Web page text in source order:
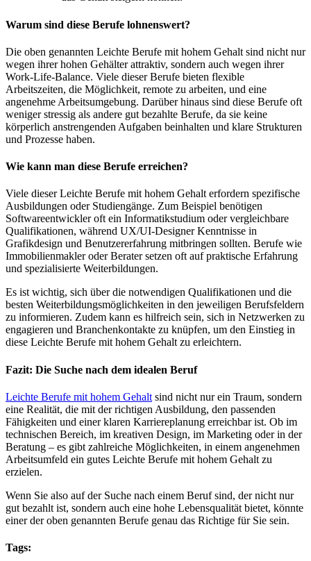
Warum sind diese Berufe lohnenswert?
Die oben genannten Leichte Berufe mit hohem Gehalt sind nicht nur
wegen ihrer hohen Gehälter attraktiv, sondern auch wegen ihrer
Work-Life-Balance. Viele dieser Berufe bieten flexible
Arbeitszeiten, die Möglichkeit, remote zu arbeiten, und eine
angenehme Arbeitsumgebung. Darüber hinaus sind diese Berufe oft
weniger stressig als andere gut bezahlte Berufe, da sie keine
körperlich anstrengenden Aufgaben beinhalten und klare Strukturen
und Prozesse haben.
Wie kann man diese Berufe erreichen?
Viele dieser Leichte Berufe mit hohem Gehalt erfordern spezifische
Ausbildungen oder Studiengänge. Zum Beispiel benötigen
Softwareentwickler oft ein Informatikstudium oder vergleichbare
Qualifikationen, während UX/UI-Designer Kenntnisse in
Grafikdesign und Benutzererfahrung mitbringen sollten. Berufe wie
Immobilienmakler oder Berater setzen oft auf praktische Erfahrung
und spezialisierte Weiterbildungen.
Es ist wichtig, sich über die notwendigen Qualifikationen und die
besten Weiterbildungsmöglichkeiten in den jeweiligen Berufsfeldern
zu informieren. Zudem kann es hilfreich sein, sich in Netzwerken zu
engagieren und Branchenkontakte zu knüpfen, um den Einstieg in
diese Leichte Berufe mit hohem Gehalt zu erleichtern.
Fazit: Die Suche nach dem idealen Beruf
Leichte Berufe mit hohem Gehalt sind nicht nur ein Traum, sondern
eine Realität, die mit der richtigen Ausbildung, den passenden
Fähigkeiten und einer klaren Karriereplanung erreichbar ist. Ob im
technischen Bereich, im kreativen Design, im Marketing oder in der
Beratung – es gibt zahlreiche Möglichkeiten, in einem angenehmen
Arbeitsumfeld ein gutes Leichte Berufe mit hohem Gehalt zu
erzielen.
Wenn Sie also auf der Suche nach einem Beruf sind, der nicht nur
gut bezahlt ist, sondern auch eine hohe Lebensqualität bietet, könnte
einer der oben genannten Berufe genau das Richtige für Sie sein.
Tags: